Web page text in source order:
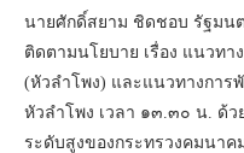
นายศักดิ์สยาม ชิดชอบ รัฐมน
ติดตามนโยบาย เรื่อง แนวท
(หัวลำโพง) และแนวทางกา
หัวลำโพง เวลา ๑๓.๓๐ น. ด้ว
ระดับสูงของกระทรวงคมนา